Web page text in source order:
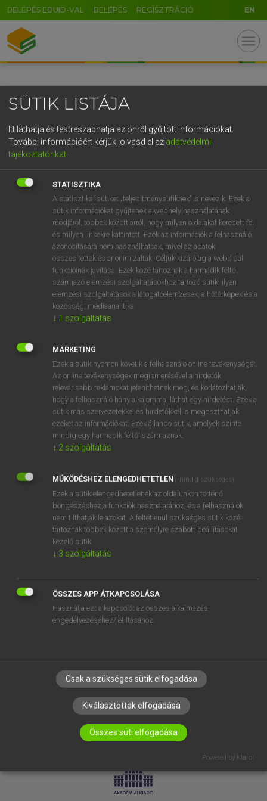
BELÉPÉS EDUID-VAL BELÉPÉS REGISZTRÁCIÓ EN
menu
OOOOPS!
SZOTAR.NET APPLIKÁCIÓ
MICROSOFT OFFICE BŐVÍTMÉNY
BEÉPÜLŐ SZÓTÁRMODUL
ONLINE NYELVVIZSGA
EGYÉNI FELHASZNÁLÓKNAK
TANULÓKNAK
OKTATÁSI INTÉZMÉNYEKNEK
VÁLLALATI MEGOLDÁSOK
RÓLUNK
ELÉRHETŐSÉG
SÜTI BEÁLLÍTÁSOK
LICENCSZERZŐDÉS ADATVÉDELEM
SÜTIK LISTÁJA
Itt láthatja és testreszabhatja az önről gyűjtött információkat.
További információért kérjük, olvasd el az adatvédelmi
tájékoztatónkat
STATISZTIKA
A statisztikai sütiket „teljesítménysütiknek” is nevezik. Ezek a
sütik információkat gyűjtenek a webhely használatának
módjáról, többek között arról, hogy milyen oldalakat keresett fel
és milyen linkekre kattintott. Ezek az információk a felhasználó
azonosítására nem használhatóak, mivel az adatok
összesítettek és anonimizáltak. Céljuk kizárólag a weboldal
funkcióinak javítása. Ezek közé tartoznak a harmadik féltől
származó elemzési szolgáltatásokhoz tartozó sütik; ilyen
elemzési szolgáltatások a látogatóelemzések, a hőtérképek és a
közösségi médiaanalitika.
↓ 1 szolgáltatás
MARKETING
Ezek a sütik nyomon követik a felhasználó online tevékenységét.
Az online tevékenységek megismerésével a hirdetők
relevánsabb reklámokat jeleníthetnek meg, és korlátozhatják,
hogy a felhasználó hány alkalommal láthat egy hirdetést. Ezek a
sütik más szervezetekkel és hirdetőkkel is megoszthatják
ezeket az információkat. Ezek állandó sütik, amelyek szinte
mindig egy harmadik féltől származnak.
↓ 2 szolgáltatás
MŰKÖDÉSHEZ ELENGEDHETETLEN (mindig szükséges)
Ezek a sütik elengedhetetlenek az oldalunkon történő
böngészéshez,a funkciók használatához, és a felhasználók
nem tilthatják le azokat. A feltétlenül szükséges sütik közé
tartoznak többek között a személyre szabott beállításokat
kezelő sütik.
↓ 3 szolgáltatás
ÖSSZES APP ÁTKAPCSOLÁSA
Használja ezt a kapcsolót az összes alkalmazás
engedélyezéséhez/letiltásához.
Csak a szükséges sütik elfogadása
Kiválasztottak elfogadása
Összes süti elfogadása
Powered by Klaro!
GR
5
g h k l
v b n m , . - AltGr